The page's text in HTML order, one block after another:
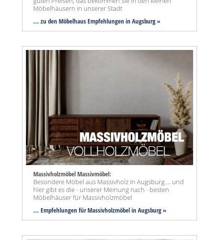
Möbelhäusern in unserer Stadt
... zu den Möbelhaus Empfehlungen in Augsburg »
Massivholzmöbel Massivmöbel:
Besondere Möbel aus Massivholz in Augsburg ... und
hier gibt es die - unserer Meinung nach - besten
Möbelhäuser für Massivholzmöbel
... Empfehlungen für Massivholzmöbel in Augsburg »